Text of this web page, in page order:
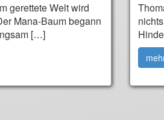
gerettete Welt wird
Mana-Baum begann
[…]